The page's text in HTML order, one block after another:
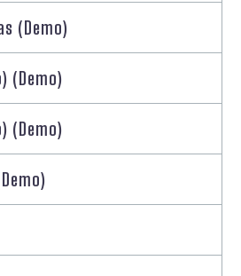
(Demo)
(Demo)
(Demo)